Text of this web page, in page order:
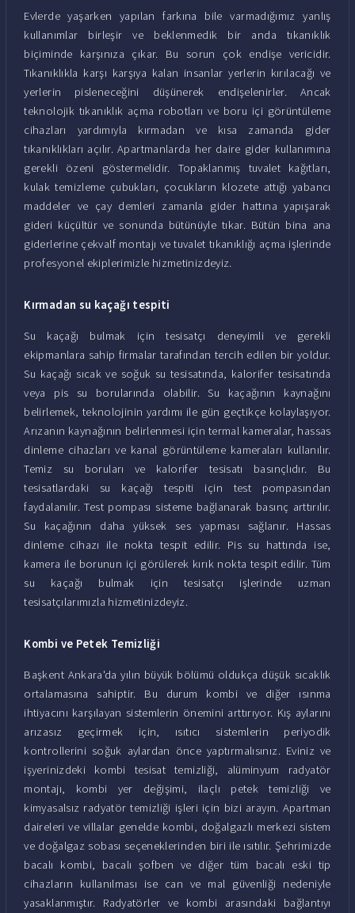
Evlerde yaşarken yapılan farkına bile varmadığımız yanlış
kullanımlar birleşir ve beklenmedik bir anda tıkanıklık
biçiminde karşınıza çıkar. Bu sorun çok endişe vericidir.
Tıkanıklıkla karşı karşıya kalan insanlar yerlerin kırılacağı ve
yerlerin pisleneceğini düşünerek endişelenirler. Ancak
teknolojik tıkanıklık açma robotları ve boru içi görüntüleme
cihazları yardımıyla kırmadan ve kısa zamanda gider
tıkanıklıkları açılır. Apartmanlarda her daire gider kullanımına
gerekli özeni göstermelidir. Topaklanmış tuvalet kağıtları,
kulak temizleme çubukları, çocukların klozete attığı yabancı
maddeler ve çay demleri zamanla gider hattına yapışarak
gideri küçültür ve sonunda bütünüyle tıkar. Bütün bina ana
giderlerine çekvalf montajı ve tuvalet tıkanıklığı açma işlerinde
profesyonel ekiplerimizle hizmetinizdeyiz.
Kırmadan su kaçağı tespiti
Su kaçağı bulmak için tesisatçı deneyimli ve gerekli
ekipmanlara sahip firmalar tarafından tercih edilen bir yoldur.
Su kaçağı sıcak ve soğuk su tesisatında, kalorifer tesisatında
veya pis su borularında olabilir. Su kaçağının kaynağını
belirlemek, teknolojinin yardımı ile gün geçtikçe kolaylaşıyor.
Arızanın kaynağının belirlenmesi için termal kameralar, hassas
dinleme cihazları ve kanal görüntüleme kameraları kullanılır.
Temiz su boruları ve kalorifer tesisatı basınçlıdır. Bu
tesisatlardaki su kaçağı tespiti için test pompasından
faydalanılır. Test pompası sisteme bağlanarak basınç arttırılır.
Su kaçağının daha yüksek ses yapması sağlanır. Hassas
dinleme cihazı ile nokta tespit edilir. Pis su hattında ise,
kamera ile borunun içi görülerek kırık nokta tespit edilir. Tüm
su kaçağı bulmak için tesisatçı işlerinde uzman
tesisatçılarımızla hizmetinizdeyiz.
Kombi ve Petek Temizliği
Başkent Ankara'da yılın büyük bölümü oldukça düşük sıcaklık
ortalamasına sahiptir. Bu durum kombi ve diğer ısınma
ihtiyacını karşılayan sistemlerin önemini arttırıyor. Kış aylarını
arızasız geçirmek için, ısıtıcı sistemlerin periyodik
kontrollerini soğuk aylardan önce yaptırmalısınız. Eviniz ve
işyerinizdeki kombi tesisat temizliği, alüminyum radyatör
montajı, kombi yer değişimi, ilaçlı petek temizliği ve
kimyasalsız radyatör temizliği işleri için bizi arayın. Apartman
daireleri ve villalar genelde kombi, doğalgazlı merkezi sistem
ve doğalgaz sobası seçeneklerinden biri ile ısıtılır. Şehrimizde
bacalı kombi, bacalı şofben ve diğer tüm bacalı eski tip
cihazların kullanılması ise can ve mal güvenliği nedeniyle
yasaklanmıştır. Radyatörler ve kombi arasındaki bağlantıyı